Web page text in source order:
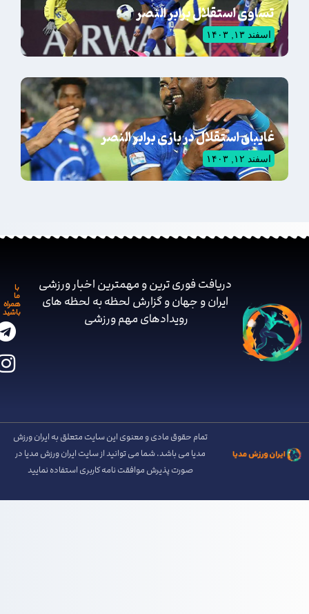
تساوی استقلال برابر النصر
اسفند ۱۳, ۱۴۰۳
غایبان استقلال در بازی برابر النصر
اسفند ۱۲, ۱۴۰۳
دریافت فوری ترین و مهمترین اخبار ورزشی
ایران و جهان و گزارش لحظه به لحظه های
رویدادهای مهم ‌ورزشی
همراه
باشید
تمام حقوق مادی و معنوی این سایت متعلق به ایران ورزش
مدیا می باشد. شما می توانید از سایت ایران ورزش مدیا در
صورت پذیرش موافقت نامه کاربری استفاده نمایید